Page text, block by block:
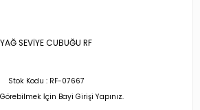
YAĞ SEVİYE CUBUĞU RF
Stok Kodu : RF-07667
İçin Bayi Girişi Yapınız.